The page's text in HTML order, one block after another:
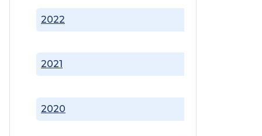
2020
2021
2022